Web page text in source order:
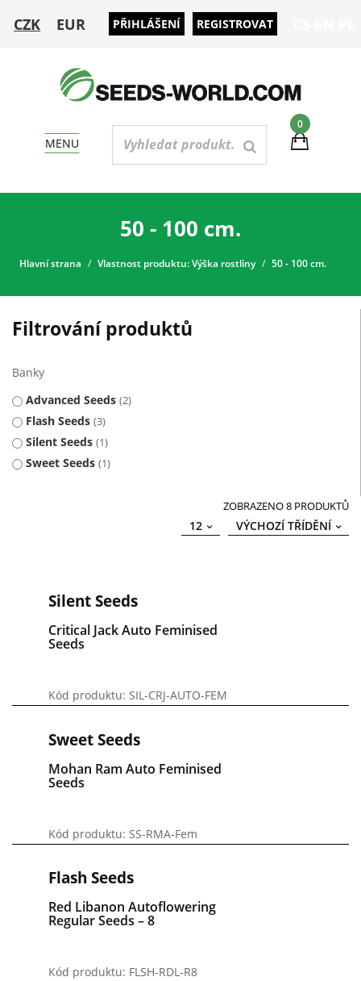
CZK EUR PŘIHLÁŠENÍ REGISTROVAT
0
MENU
50 - 100 cm.
Hlavní strana Vlastnost produktu: Výška rostliny 50 - 100 cm.
Filtrování produktů
Banky
Advanced Seeds 2
Flash Seeds 3
Silent Seeds 1
Sweet Seeds 1
ZOBRAZENO 8 PRODUKTŮ
VÝCHOZÍ TŘÍDĚNÍ
12
Silent Seeds
Critical Jack Auto Feminised
Seeds
Kód produktu: SIL-CRJ-AUTO-FEM
Sweet Seeds
Mohan Ram Auto Feminised
Seeds
Kód produktu: SS-RMA-Fem
Flash Seeds
Red Libanon Autoflowering
Regular Seeds – 8
Kód produktu: FLSH-RDL-R8